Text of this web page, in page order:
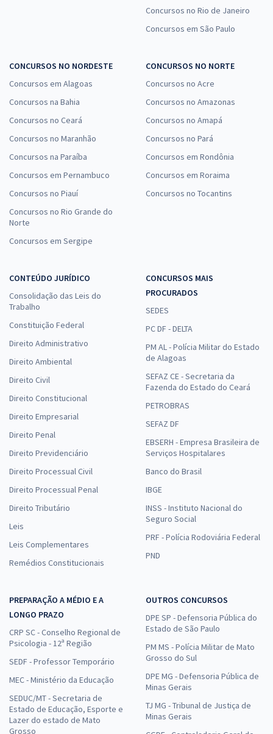
Concursos no Rio de Janeiro
Concursos em São Paulo
CONCURSOS NO NORDESTE
Concursos em Alagoas
Concursos na Bahia
Concursos no Ceará
Concursos no Maranhão
Concursos na Paraíba
Concursos em Pernambuco
Concursos no Piauí
Concursos no Rio Grande do
Norte
Concursos em Sergipe
CONCURSOS NO NORTE
Concursos no Acre
Concursos no Amazonas
Concursos no Amapá
Concursos no Pará
Concursos em Rondônia
Concursos em Roraima
Concursos no Tocantins
CONTEÚDO JURÍDICO
Consolidação das Leis do
Trabalho
Constituição Federal
Direito Administrativo
Direito Ambiental
Direito Civil
Direito Constitucional
Direito Empresarial
Direito Penal
Direito Previdenciário
Direito Processual Civil
Direito Processual Penal
Direito Tributário
Leis
Leis Complementares
Remédios Constitucionais
CONCURSOS MAIS
PROCURADOS
SEDES
PC DF - DELTA
PM AL - Polícia Militar do Estado
de Alagoas
SEFAZ CE - Secretaria da
Fazenda do Estado do Ceará
PETROBRAS
SEFAZ DF
EBSERH - Empresa Brasileira de
Serviços Hospitalares
Banco do Brasil
IBGE
INSS - Instituto Nacional do
Seguro Social
PRF - Polícia Rodoviária Federal
PND
PREPARAÇÃO A MÉDIO E A
LONGO PRAZO
CRP SC - Conselho Regional de
Psicologia - 12ª Região
SEDF - Professor Temporário
MEC - Ministério da Educação
SEDUC/MT - Secretaria de
Estado de Educação, Esporte e
Lazer do estado de Mato
Grosso
OUTROS CONCURSOS
DPE SP - Defensoria Pública do
Estado de São Paulo
PM MS - Polícia Militar de Mato
Grosso do Sul
DPE MG - Defensoria Pública de
Minas Gerais
TJ MG - Tribunal de Justiça de
Minas Gerais